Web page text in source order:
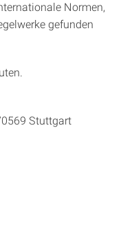
Normen,
gefunden
Stuttgart